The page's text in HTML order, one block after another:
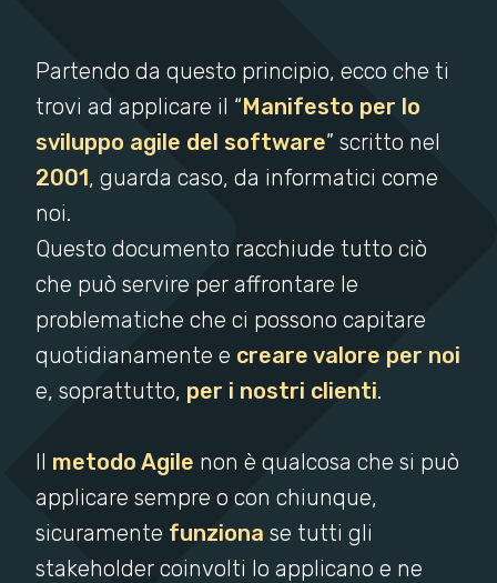
Partendo da questo principio, ecco che ti
trovi ad applicare il “Manifesto per lo
sviluppo agile del software” scritto nel
2001, guarda caso, da informatici come
noi.
Questo documento racchiude tutto ciò
che può servire per affrontare le
problematiche che ci possono capitare
quotidianamente e creare valore per noi
e, soprattutto, per i nostri clienti.
Il metodo Agile non è qualcosa che si può
applicare sempre o con chiunque,
sicuramente funziona se tutti gli
stakeholder coinvolti lo applicano e ne